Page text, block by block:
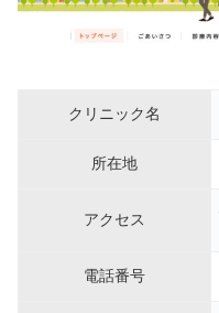
クリニック名
所在地
アクセス
電話番号